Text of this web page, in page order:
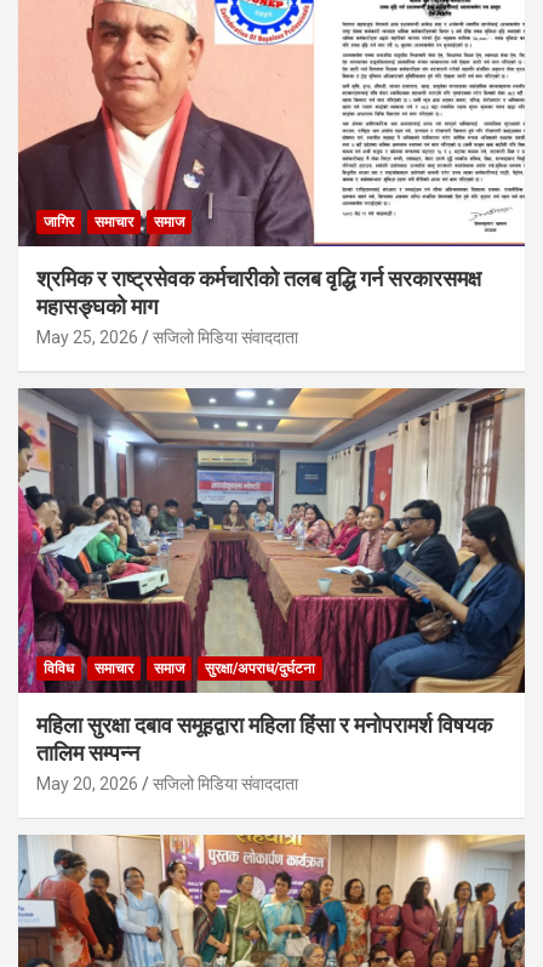
जागिर समाचार समाज
श्रमिक र राष्ट्रसेवक कर्मचारीको तलब वृद्धि गर्न सरकारसमक्ष
महासङ्घको माग
May 25, 2026 सजिलो मिडिया संवाददाता
विविध समाचार समाज सुरक्षा/अपराध/दुर्घटना
महिला सुरक्षा दबाव समूहद्वारा महिला हिंसा र मनोपरामर्श विषयक
तालिम सम्पन्न
May 20, 2026 सजिलो मिडिया संवाददाता